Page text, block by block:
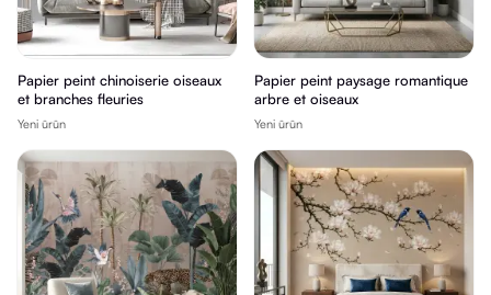
Papier peint chinoiserie oiseaux
et branches fleuries
Yeni ürün
Papier peint paysage romantique
arbre et oiseaux
Yeni ürün